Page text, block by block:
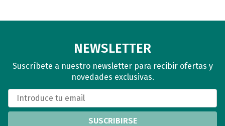
NEWSLETTER
Suscríbete a nuestro newsletter para recibir ofertas y
novedades exclusivas.
SUSCRIBIRSE